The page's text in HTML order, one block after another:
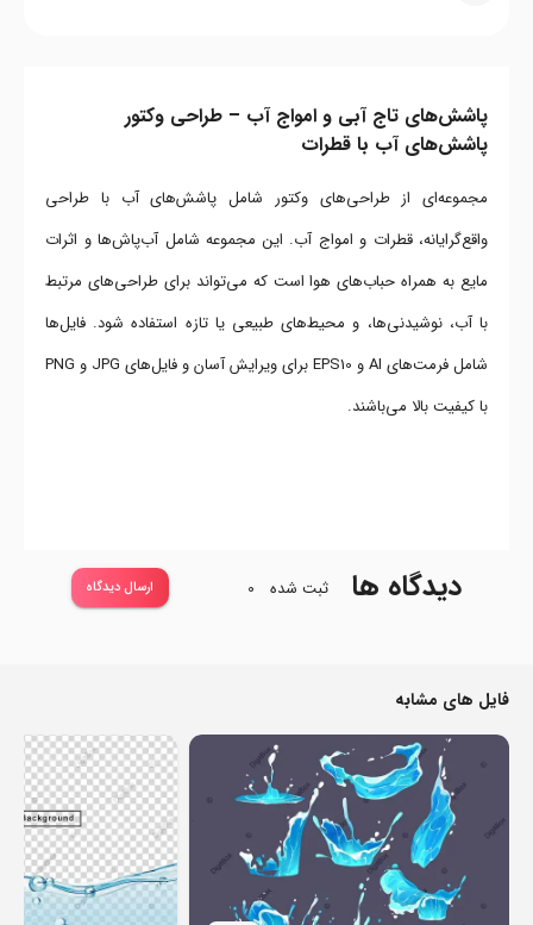
پاشش‌های تاج آبی و امواج آب – طراحی وکتور
پاشش‌های آب با قطرات
مجموعه‌ای از طراحی‌های وکتور شامل پاشش‌های آب با طراحی
واقع‌گرایانه، قطرات و امواج آب. این مجموعه شامل آب‌پاش‌ها و اثرات
مایع به همراه حباب‌های هوا است که می‌تواند برای طراحی‌های مرتبط
با آب، نوشیدنی‌ها، و محیط‌های طبیعی یا تازه استفاده شود. فایل‌ها
شامل فرمت‌های AI و EPS10 برای ویرایش آسان و فایل‌های JPG و PNG
با کیفیت بالا می‌باشند.
دیدگاه ها ثبت شده 0 ارسال دیدگاه
فایل های مشابه